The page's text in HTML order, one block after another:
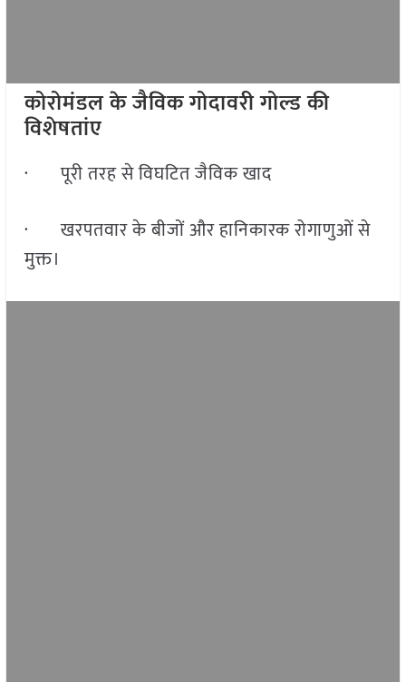
कोरोमंडल के जैविक गोदावरी गोल्ड की
विशेषतांए
· पूरी तरह से विघटित जैविक खाद
· खरपतवार के बीजों और हानिकारक रोगाणुओं से
मुक्त।